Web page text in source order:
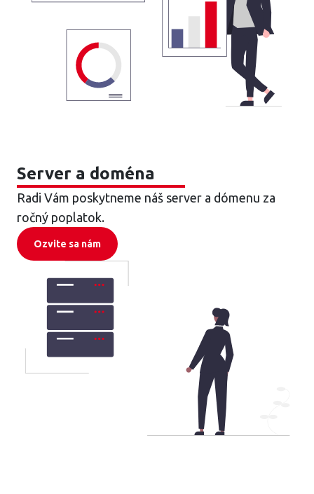
Server a doména
Radi Vám poskytneme náš server a dómenu za
ročný poplatok.
Ozvite sa nám